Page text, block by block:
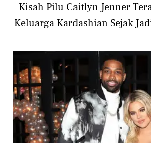
Kisah Pilu Caitlyn Jenner
Keluarga Kardashian Sejak